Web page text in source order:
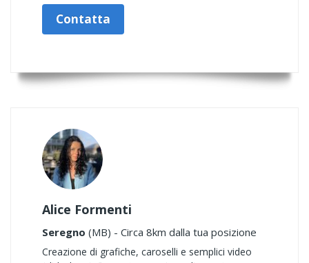
Contatta
Alice Formenti
Seregno (MB) - Circa 8km dalla tua posizione
Creazione di grafiche, caroselli e semplici video